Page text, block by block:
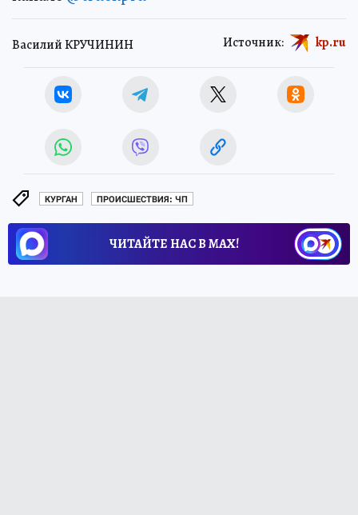
Василий КРУЧИНИН Источник: kp.ru
КУРГАН ПРОИСШЕСТВИЯ: ЧП
ЧИТАЙТЕ НАС В МАХ!